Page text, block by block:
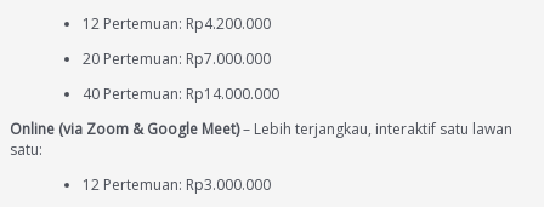
12 Pertemuan: Rp4.200.000
20 Pertemuan: Rp7.000.000
40 Pertemuan: Rp14.000.000
Online (via Zoom & Google Meet)– Lebih terjangkau, interaktif satu lawan
satu:
12 Pertemuan: Rp3.000.000